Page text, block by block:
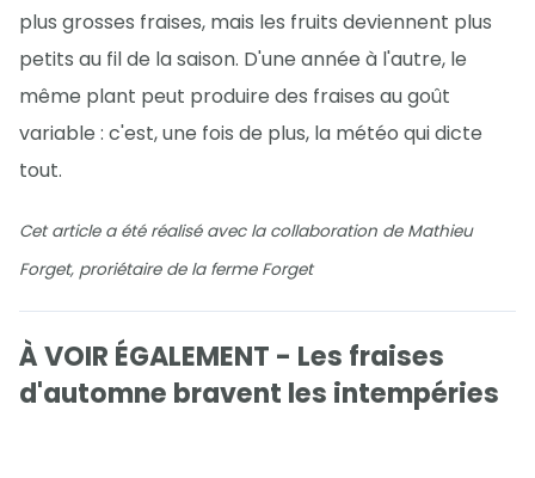
plus grosses fraises, mais les fruits deviennent plus
petits au fil de la saison. D'une année à l'autre, le
même plant peut produire des fraises au goût
variable : c'est, une fois de plus, la météo qui dicte
tout.
Cet article a été réalisé avec la collaboration de Mathieu
Forget, proriétaire de la ferme Forget
À VOIR ÉGALEMENT - Les fraises
d'automne bravent les intempéries